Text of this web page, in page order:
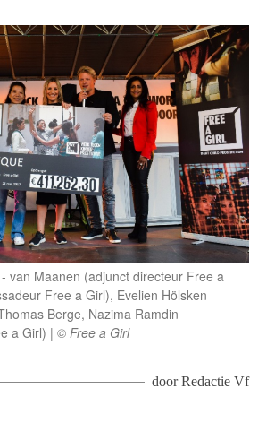
van Maanen (adjunct directeur Free a
Free a Girl), Evelien Hölsken
Berge, Nazima Ramdin
a Girl)
© Free a Girl
doorRedactie Vf